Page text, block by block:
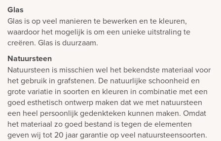
Glas
Glas is op veel manieren te bewerken en te kleuren,
waardoor het mogelijk is om een unieke uitstraling te
creëren. Glas is duurzaam.
Natuursteen
Natuursteen is misschien wel het bekendste materiaal voor
het gebruik in grafstenen. De natuurlijke schoonheid en
grote variatie in soorten en kleuren in combinatie met een
goed esthetisch ontwerp maken dat we met natuursteen
een heel persoonlijk gedenkteken kunnen maken. Omdat
het materiaal zo goed bestand is tegen de elementen
geven wij tot 20 jaar garantie op veel natuursteensoorten.